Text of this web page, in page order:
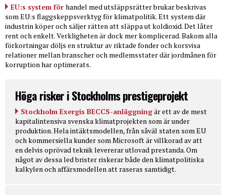
EU:s system för handel med utsläppsrätter brukar beskrivas
som EU:s flaggskeppsverktyg för klimatpolitik. Ett system där
industrin köper och säljer rätten att släppa ut koldioxid. Det låter
rent och enkelt. Verkligheten är dock mer komplicerad. Bakom alla
förkortningar döljs en struktur av riktade fonder och korsvisa
relationer mellan branscher och medlemsstater där jordmånen för
korruption har optimerats.
Höga risker i Stockholms prestigeprojekt
Stockholm Exergis BECCS-anläggningär ett av de mest
kapitalintensiva svenska klimatprojekten som är under
produktion. Hela intäktsmodellen, från såväl staten som EU
och kommersiella kunder som Microsoft är villkorad av att
en delvis oprövad teknik levererar utlovad prestanda. Om
något av dessa led brister riskerar både den klimatpolitiska
kalkylen och affärsmodellen att raseras samtidigt.